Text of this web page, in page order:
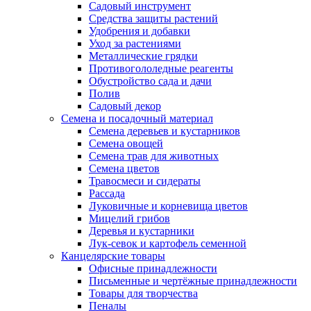
Садовый инструмент
Средства защиты растений
Удобрения и добавки
Уход за растениями
Металлические грядки
Противогололедные реагенты
Обустройство сада и дачи
Полив
Садовый декор
Семена и посадочный материал
Семена деревьев и кустарников
Семена овощей
Семена трав для животных
Семена цветов
Травосмеси и сидераты
Рассада
Луковичные и корневища цветов
Мицелий грибов
Деревья и кустарники
Лук-севок и картофель семенной
Канцелярские товары
Офисные принадлежности
Письменные и чертёжные принадлежности
Товары для творчества
Пеналы